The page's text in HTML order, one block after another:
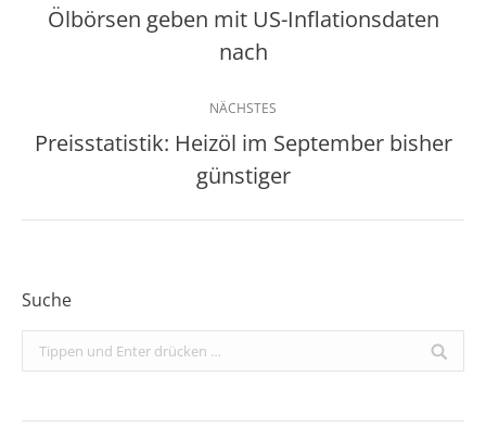
Vorheriger
Beitrag:
Ölbörsen geben mit US-Inflationsdaten
nach
NÄCHSTES
Nächster
Beitrag:
Preisstatistik: Heizöl im September bisher
günstiger
Suche
Search: